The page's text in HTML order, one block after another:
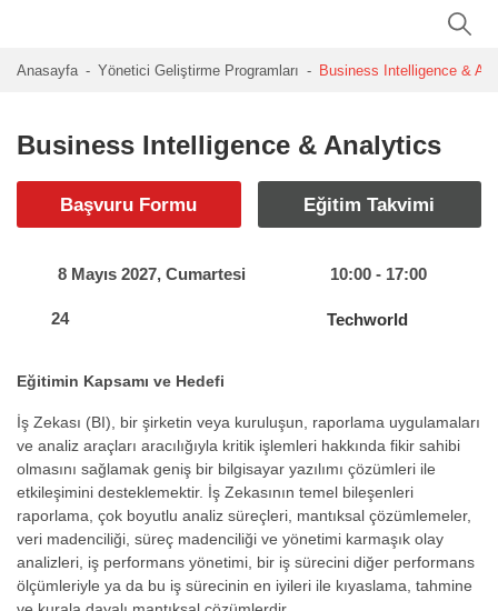
Anasayfa Yönetici Geliştirme Programları Business Intelligence &
Business Intelligence & Analytics
Başvuru Formu Eğitim Takvimi
8 Mayıs 2027, Cumartesi 10:00 - 17:00
24 Techworld
Eğitimin Kapsamı ve Hedefi
İş Zekası (BI), bir şirketin veya kuruluşun, raporlama uygulamaları
ve analiz araçları aracılığıyla kritik işlemleri hakkında fikir sahibi
olmasını sağlamak geniş bir bilgisayar yazılımı çözümleri ile
etkileşimini desteklemektir. İş Zekasının temel bileşenleri
raporlama, çok boyutlu analiz süreçleri, mantıksal çözümlemeler,
veri madenciliği, süreç madenciliği ve yönetimi karmaşık olay
analizleri, iş performans yönetimi, bir iş sürecini diğer performans
ölçümleriyle ya da bu iş sürecinin en iyileri ile kıyaslama, tahmine